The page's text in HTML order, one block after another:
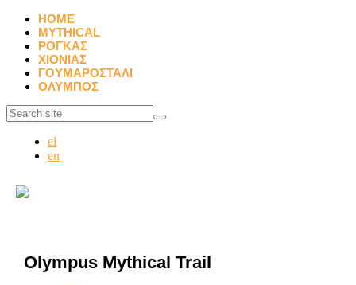
HOME
MYTHICAL
ΡΟΓΚΑΣ
ΧΙΟΝΙΑΣ
ΓΟΥΜΑΡΟΣΤΑΛΙ
ΟΛΥΜΠΟΣ
el
en
Olympus Mythical Trail